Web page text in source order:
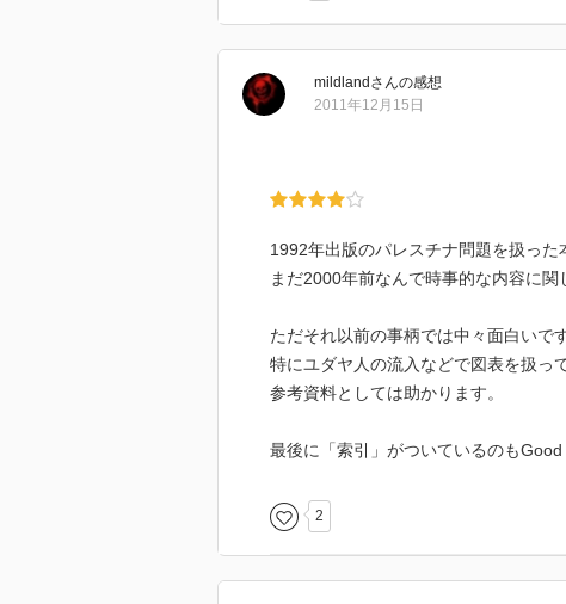
スト組織は、世界のユダヤ人から寄付
た。
→パレスチナ人以外のアラブ人の「ア
土地を売り渡しあげくのはてに国を
1937までに、パレスチナの5.7％の
る。
関係論修士号取得。1982よりクウェー
1992.1.20第１刷 1993.10.28第５刷
mildland さんの感想
2011年12月15日
1992年出版のパレスチナ問題を扱った
まだ2000年前なんで時事的な内容に関
ただそれ以前の事柄では中々面白いです
特にユダヤ人の流入などで図表を扱っ
参考資料としては助かります。
最後に「索引」がついているのもGood
2